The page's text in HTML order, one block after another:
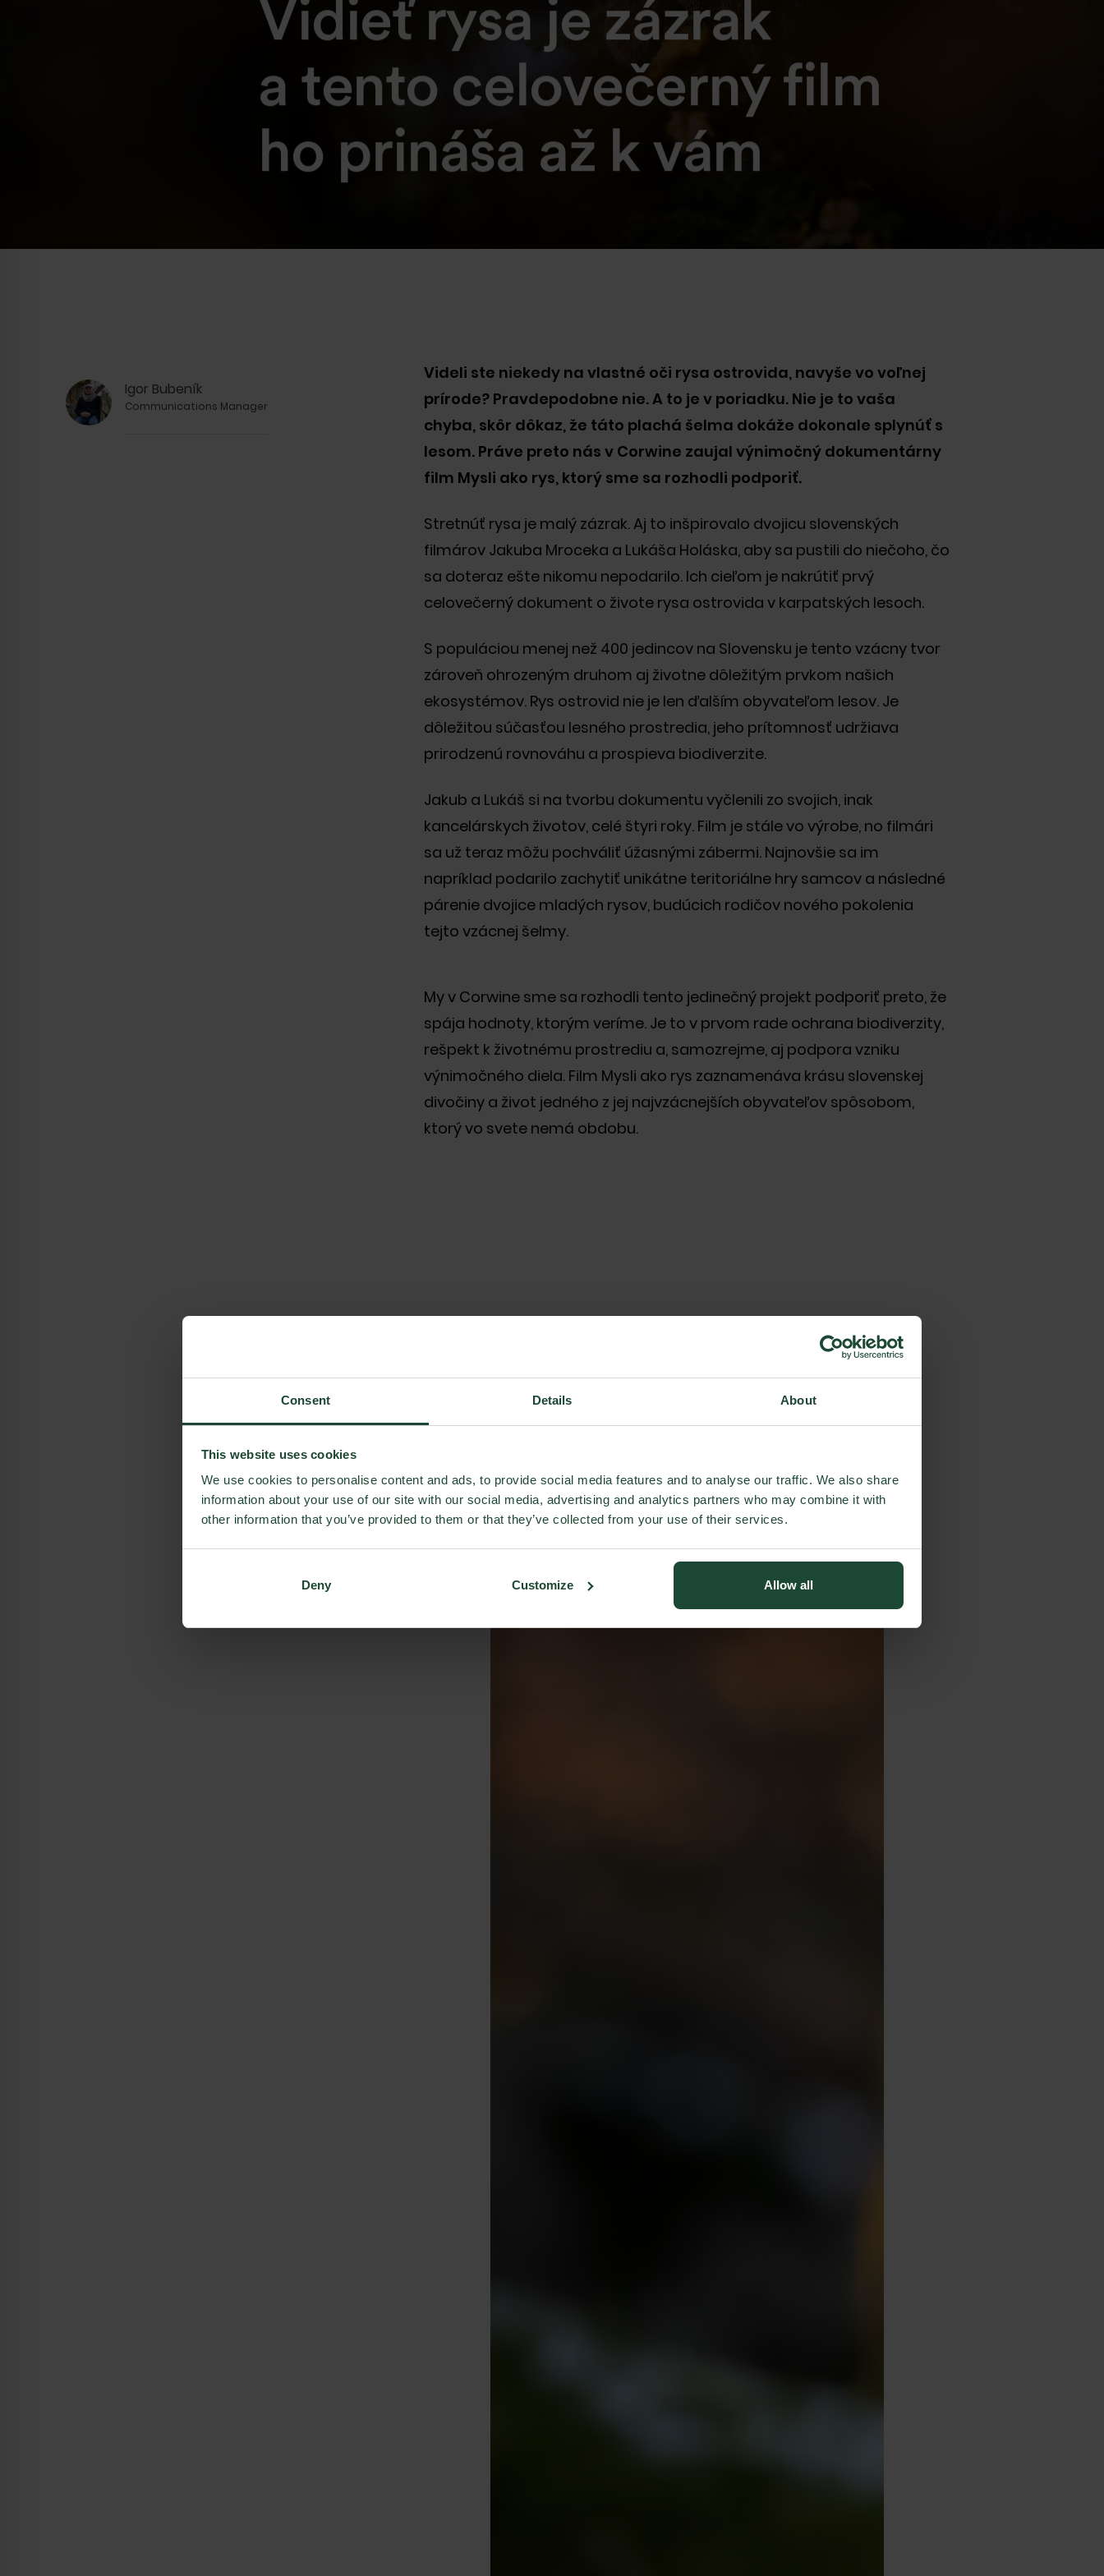
Consent Details About
This website uses cookies
We use cookies to personalise content and ads, to provide social media features and to analyse our traffic. We also share
information about your use of our site with our social media, advertising and analytics partners who may combine it with
other information that you’ve provided to them or that they’ve collected from your use of their services.
Deny Customize Allow all
S developmentom sme začali na Slovensku v roku 2010.
Napriek našim skromným začiatkom sme sa z malej
spoločnosti rýchlo transformovali na jedného
z najmodernejších a najprogresívnejších developerov na
Slovensku. Na trhu sme uspeli najmä vďaka tomu, že sme
našim zákazníkom vždy ponúkali zdravšiu alternatívu a vyšší
štandard. Vďaka nášmu nezlomnému úsiliu sme sa stali
európskych trhoch, kde kontinuálne nastavujeme vyššiu latku
štandardov v segmente udržateľných nehnuteľností.
Od prvého dňa sme sa zaviazali, že každý nový projekt
posunieme o úroveň vyššie ako ten predchádzajúci.
Postupne sme rástli od menších projektov a posunuli
sa k čoraz väčším a ambicióznejším projektom, na
ktorých sme spolupracovali s najznámejšími menami
svetovej architektúry a urbanizmu. V uplynulých rokoch
sme úspešne zrevitalizovali niekoľko bratislavských
živé susedstvá. Našu pozíciu lídra v ekologickom
developmente sme upevnili získaním certifikácie za
výstavbu najzelenšej budovy na Slovensku a v roku 2021
sa nám tento úspech podarilo zopakovať aj na
slovinskom trhu, kde pôsobíme od roku 2018. V roku
2022 sme otvorili naše nové kancelárie v Prahe v Českej
republike.
Vidieť rysa je zázrak
a tento celovečerný film
ho prináša až k vám
Igor Bubeník
Communications Manager
Videli ste niekedy na vlastné oči rysa ostrovida, navyše vo voľnej
prírode? Pravdepodobne nie. A to je v poriadku. Nie je to vaša
chyba, skôr dôkaz, že táto plachá šelma dokáže dokonale splynúť s
lesom. Práve preto nás v Corwine zaujal výnimočný dokumentárny
film Mysli ako rys, ktorý sme sa rozhodli podporiť.
Stretnúť rysa je malý zázrak. Aj to inšpirovalo dvojicu slovenských
filmárov Jakuba Mroceka a Lukáša Holáska, aby sa pustili do niečoho, čo
sa doteraz ešte nikomu nepodarilo. Ich cieľom je nakrútiť prvý
celovečerný dokument o živote rysa ostrovida v karpatských lesoch.
S populáciou menej než 400 jedincov na Slovensku je tento vzácny tvor
zároveň ohrozeným druhom aj životne dôležitým prvkom našich
ekosystémov. Rys ostrovid nie je len ďalším obyvateľom lesov. Je
dôležitou súčasťou lesného prostredia, jeho prítomnosť udržiava
prirodzenú rovnováhu a prospieva biodiverzite.
Jakub a Lukáš si na tvorbu dokumentu vyčlenili zo svojich, inak
kancelárskych životov, celé štyri roky. Film je stále vo výrobe, no filmári
sa už teraz môžu pochváliť úžasnými zábermi. Najnovšie sa im
napríklad podarilo zachytiť unikátne teritoriálne hry samcov a následné
párenie dvojice mladých rysov, budúcich rodičov nového pokolenia
tejto vzácnej šelmy.
My v Corwine sme sa rozhodli tento jedinečný projekt podporiť preto, že
spája hodnoty, ktorým veríme. Je to v prvom rade ochrana biodiverzity,
rešpekt k životnému prostrediu a, samozrejme, aj podpora vzniku
výnimočného diela. Film Mysli ako rys zaznamenáva krásu slovenskej
divočiny a život jedného z jej najvzácnejších obyvateľov spôsobom,
ktorý vo svete nemá obdobu.